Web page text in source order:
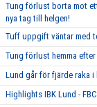
Tung förlust borta mot
nya tag till helgen!
Tuff uppgift väntar med
Tung förlust hemma
Lund går för fjärde raka
Highlights IBK Lund -